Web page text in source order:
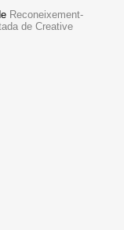
Reconeixement-
de Creative